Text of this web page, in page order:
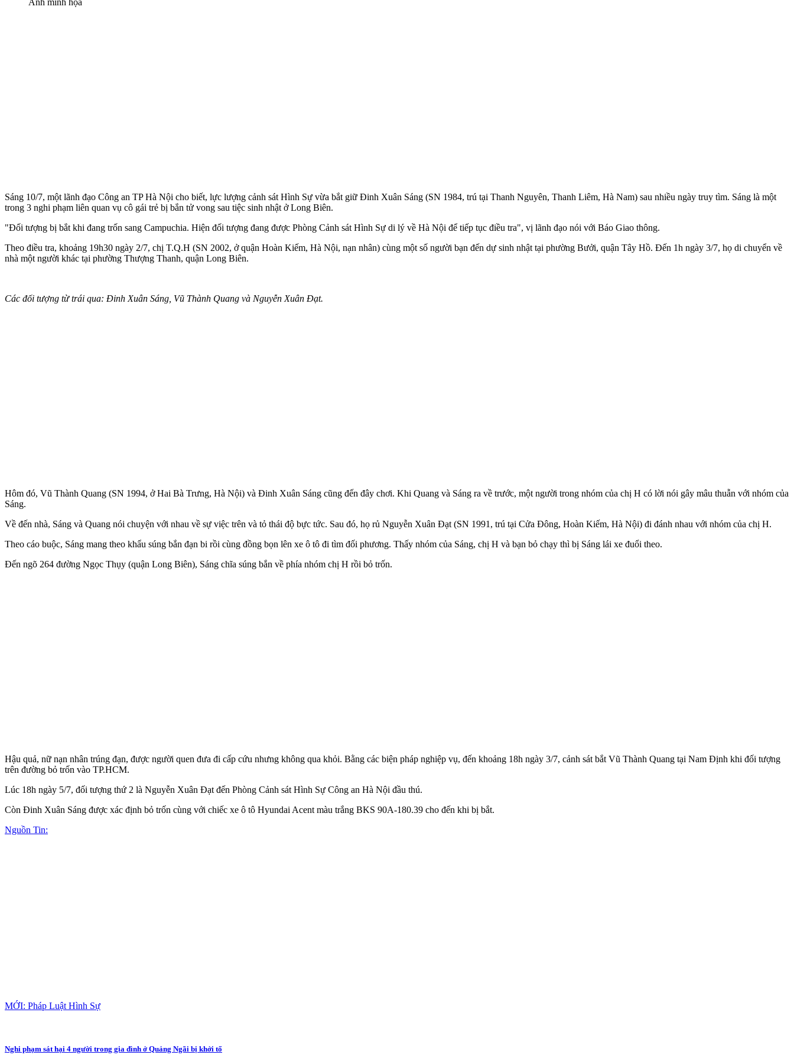
Sáng 10/7, một lãnh đạo Công an TP Hà Nội cho biết, lực lượng cảnh sát Hình Sự vừa bắt giữ Đinh Xuân Sáng (SN 1984, trú tại Thanh Nguyên, Thanh Liêm, Hà Nam) sau nhiều ngày truy tìm. Sáng là một
trong 3 nghi phạm liên quan vụ cô gái trẻ bị bắn t‌ử von‌g sau tiệc sinh nhật ở Long Biên.
"Đối tượng bị bắt khi đang trốn sang Campuchia. Hiện đối tượng đang được Phòng Cảnh sát Hình Sự di lý về Hà Nội để tiếp tục điều tra", vị lãnh đạo nói với Báo Giao thông.
Theo điều tra, khoảng 19h30 ngày 2/7, chị T.Q.H (SN 2002, ở quận Hoàn Kiếm, Hà Nội, nạn nhân) cùng một số người bạn đến dự sinh nhật tại phường Bưởi, quận Tây Hồ. Đến 1h ngày 3/7, họ di chuyển về
nhà một người khác tại phường Thượng Thanh, quận Long Biên.
Các đối tượng từ trái qua: Đinh Xuân Sáng, Vũ Thành Quang và Nguyễn Xuân Đạt.
Hôm đó, Vũ Thành Quang (SN 1994, ở Hai Bà Trưng, Hà Nội) và Đinh Xuân Sáng cũng đến đây chơi. Khi Quang và Sáng ra về trước, một người trong nhóm của chị H có lời nói gây mâu thuẫn với nhóm của
Sáng.
Về đến nhà, Sáng và Quang nói chuyện với nhau về sự việc trên và tỏ thái độ bực tức. Sau đó, họ rủ Nguyễn Xuân Đạt (SN 1991, trú tại Cửa Đông, Hoàn Kiếm, Hà Nội) đi đánh nhau với nhóm của chị H.
Theo cáo buộc, Sáng mang theo khẩu súng bắn đạn bi rồi cùng đồng bọn lên xe ô tô đi tìm đối phương. Thấy nhóm của Sáng, chị H và bạn bỏ chạy thì bị Sáng lái xe đuổi theo.
Đến ngõ 264 đường Ngọc Thụy (quận Long Biên), Sáng chĩa súng bắn về phía nhóm chị H rồi bỏ trốn.
Hậu quả, nữ nạn nhân trúng đạn, được người quen đưa đi cấp cứu nhưng không qua khỏi. Bằng các biện pháp nghiệp vụ, đến khoảng 18h ngày 3/7, cảnh sát bắt Vũ Thành Quang tại Nam Định khi đối tượng
trên đường bỏ trốn vào TP.HCM.
Lúc 18h ngày 5/7, đối tượng thứ 2 là Nguyễn Xuân Đạt đến Phòng Cảnh sát Hình Sự Công an Hà Nội đầu thú.
Còn Đinh Xuân Sáng được xác định bỏ trốn cùng với chiếc xe ô tô Hyundai Acent màu trắng BKS 90A-180.39 cho đến khi bị bắt.
Nguồn Tin:
MỚI: Pháp Luật Hình Sự
Nghi phạm sát hại 4 người trong gia đình ở Quảng Ngãi bị khởi tố